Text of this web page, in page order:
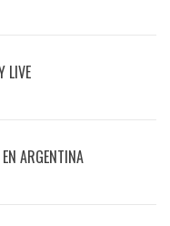
LIVE
ARGENTINA